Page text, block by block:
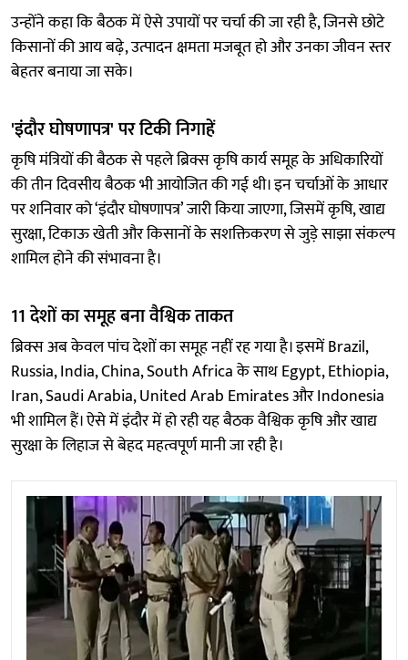
उन्होंने कहा कि बैठक में ऐसे उपायों पर चर्चा की जा रही है, जिनसे छोटे
किसानों की आय बढ़े, उत्पादन क्षमता मजबूत हो और उनका जीवन स्तर
बेहतर बनाया जा सके।
'इंदौर घोषणापत्र' पर टिकी निगाहें
कृषि मंत्रियों की बैठक से पहले ब्रिक्स कृषि कार्य समूह के अधिकारियों
की तीन दिवसीय बैठक भी आयोजित की गई थी। इन चर्चाओं के आधार
पर शनिवार को ‘इंदौर घोषणापत्र’ जारी किया जाएगा, जिसमें कृषि, खाद्य
सुरक्षा, टिकाऊ खेती और किसानों के सशक्तिकरण से जुड़े साझा संकल्प
शामिल होने की संभावना है।
11 देशों का समूह बना वैश्विक ताकत
ब्रिक्स अब केवल पांच देशों का समूह नहीं रह गया है। इसमें Brazil,
Russia, India, China, South Africa के साथ Egypt, Ethiopia,
Iran, Saudi Arabia, United Arab Emirates और Indonesia
भी शामिल हैं। ऐसे में इंदौर में हो रही यह बैठक वैश्विक कृषि और खाद्य
सुरक्षा के लिहाज से बेहद महत्वपूर्ण मानी जा रही है।